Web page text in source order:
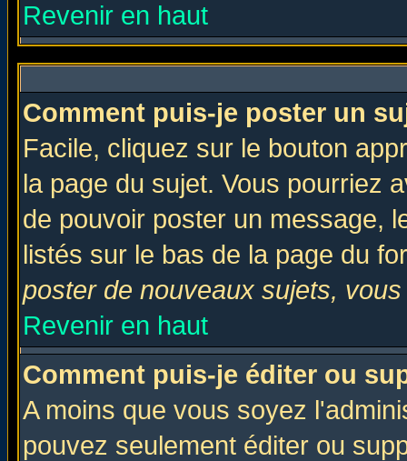
Revenir en haut
Comment puis-je poster un
Facile, cliquez sur le bouton
la page du sujet. Vous pourriez
de pouvoir poster un message,
listés sur le bas de la page du
poster de nouveaux sujets,
Revenir en haut
Comment puis-je éditer ou
A moins que vous soyez
pouvez seulement éditer ou